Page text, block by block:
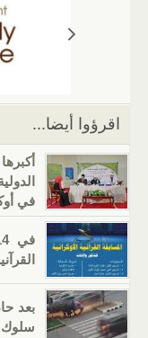
k
dI
n
اقرؤوا أيضا...
في
بعد
سلوك